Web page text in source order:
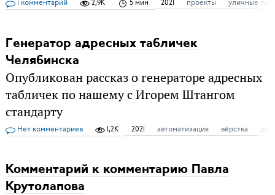
1 комментарий 2,9K 5 мин 2021 проекты уличные
Генератор адресных табличек
Челябинска
Опубликован рассказ о генераторе адресных
табличек по нашему с Игорем Штангом
стандарту
Нет комментариев 1,2K 2021 автоматизация вёрстка
Комментарий к комментарию Павла
Крутолапова